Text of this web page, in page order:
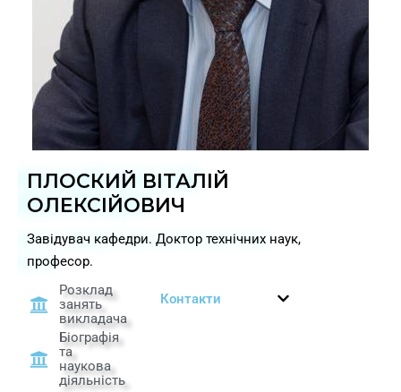
ПЛОСКИЙ ВІТАЛІЙ
ОЛЕКСІЙОВИЧ
Завідувач кафедри. Доктор технічних наук,
професор.
Контакти
Розклад
занять
викладача
Біографія
та
наукова
діяльність